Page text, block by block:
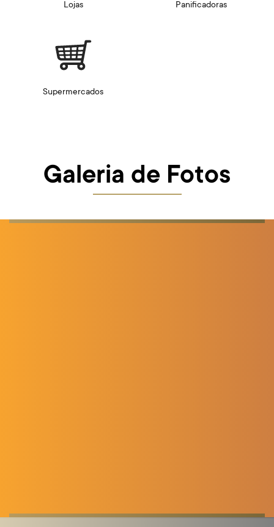
Lojas Panificadoras
Supermercados
Galeria de Fotos